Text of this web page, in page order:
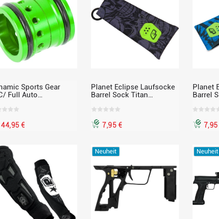
Sports Gear
Full Auto
EMF100, EMEK100,
44,95 €
Planet Eclipse Laufsocke
Barrel Sock Titan
7,95 €
Planet
Barrel
7,95
Neuheit Neuheit